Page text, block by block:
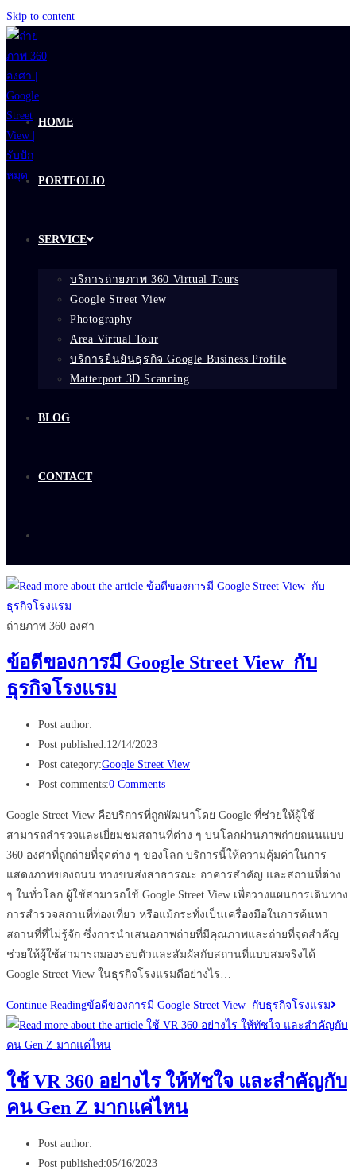
Skip to content
HOME
PORTFOLIO
SERVICE
บริการถ่ายภาพ 360 Virtual Tours
Google Street View
Photography
Area Virtual Tour
บริการยืนยันธุรกิจ Google Business Profile
Matterport 3D Scanning
BLOG
CONTACT
ถ่ายภาพ 360 องศา
ข้อดีของการมี Google Street View กับ
ธุรกิจโรงแรม
Post author:
Post published:12/14/2023
Post category:Google Street View
Post comments:0 Comments
Google Street View คือบริการที่ถูกพัฒนาโดย Google ที่ช่วยให้ผู้ใช้
สามารถสำรวจและเยี่ยมชมสถานที่ต่าง ๆ บนโลกผ่านภาพถ่ายถนนแบบ
360 องศาที่ถูกถ่ายที่จุดต่าง ๆ ของโลก บริการนี้ให้ความคุ้มค่าในการ
แสดงภาพของถนน ทางขนส่งสาธารณะ อาคารสำคัญ และสถานที่ต่าง
ๆ ในทั่วโลก ผู้ใช้สามารถใช้ Google Street View เพื่อวางแผนการเดินทาง
การสำรวจสถานที่ท่องเที่ยว หรือแม้กระทั่งเป็นเครื่องมือในการค้นหา
สถานที่ที่ไม่รู้จัก ซึ่งการนำเสนอภาพถ่ายที่มีคุณภาพและถ่ายที่จุดสำคัญ
ช่วยให้ผู้ใช้สามารถมองรอบตัวและสัมผัสกับสถานที่แบบสมจริงได้
Google Street View ในธุรกิจโรงแรมดีอย่างไร…
Continue Readingข้อดีของการมี Google Street View กับธุรกิจโรงแรม
ใช้ VR 360 อย่างไร ให้ทัชใจ และสำคัญกับ
คน Gen Z มากแค่ไหน
Post author:
Post published:05/16/2023